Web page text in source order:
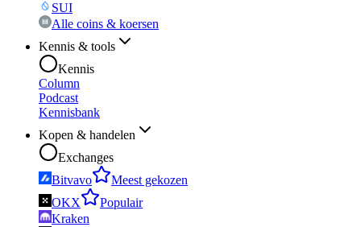
SUI
Alle coins & koersen
Kennis & tools
Kennis
Column
Podcast
Kennisbank
Kopen & handelen
Exchanges
Bitvavo
Meest gekozen
OKX
Populair
Kraken